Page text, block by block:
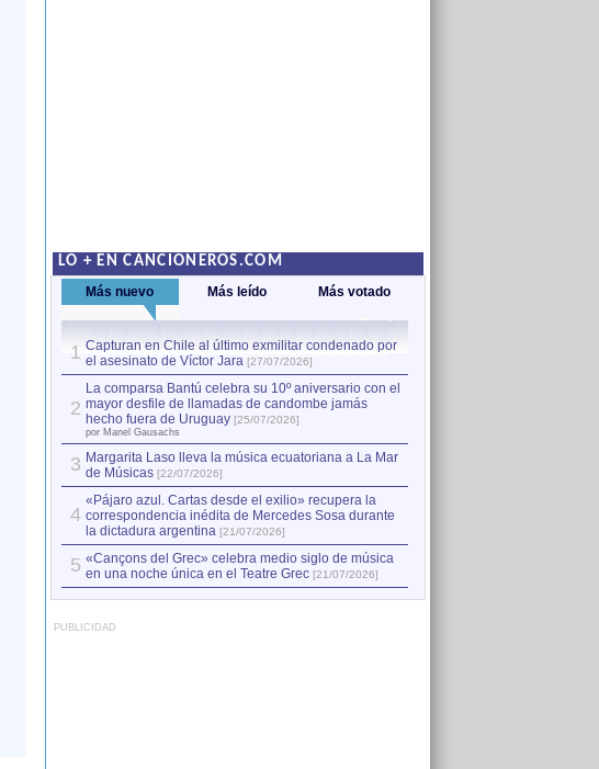
LO + EN CANCIONEROS.COM
Más nuevo Más leído Más votado
1 Capturan en Chile al último exmilitar condenado por
el asesinato de Víctor Jara [27/07/2026]
2
La comparsa Bantú celebra su 10º aniversario con el
mayor desfile de llamadas de candombe jamás
hecho fuera de Uruguay [25/07/2026]
por Manel Gausachs
3 Margarita Laso lleva la música ecuatoriana a La Mar
de Músicas [22/07/2026]
4
«Pájaro azul. Cartas desde el exilio» recupera la
correspondencia inédita de Mercedes Sosa durante
la dictadura argentina [21/07/2026]
5 «Cançons del Grec» celebra medio siglo de música
en una noche única en el Teatre Grec [21/07/2026]
PUBLICIDAD